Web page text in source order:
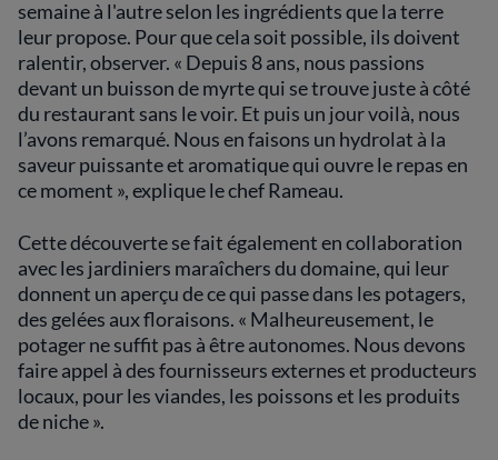
semaine à l'autre selon les ingrédients que la terre
leur propose. Pour que cela soit possible, ils doivent
ralentir, observer. « Depuis 8 ans, nous passions
devant un buisson de myrte qui se trouve juste à côté
du restaurant sans le voir. Et puis un jour voilà, nous
l’avons remarqué. Nous en faisons un hydrolat à la
saveur puissante et aromatique qui ouvre le repas en
ce moment », explique le chef Rameau.
Cette découverte se fait également en collaboration
avec les jardiniers maraîchers du domaine, qui leur
donnent un aperçu de ce qui passe dans les potagers,
des gelées aux floraisons. « Malheureusement, le
potager ne suffit pas à être autonomes. Nous devons
faire appel à des fournisseurs externes et producteurs
locaux, pour les viandes, les poissons et les produits
de niche ».